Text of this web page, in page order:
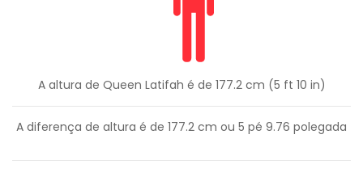
A altura de Queen Latifah é de 177.2 cm (5 ft 10 in)
A diferença de altura é de 177.2 cm ou 5 pé 9.76 polegada